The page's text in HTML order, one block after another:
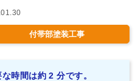
付帯部塗装工事
時間は約 2 分です。